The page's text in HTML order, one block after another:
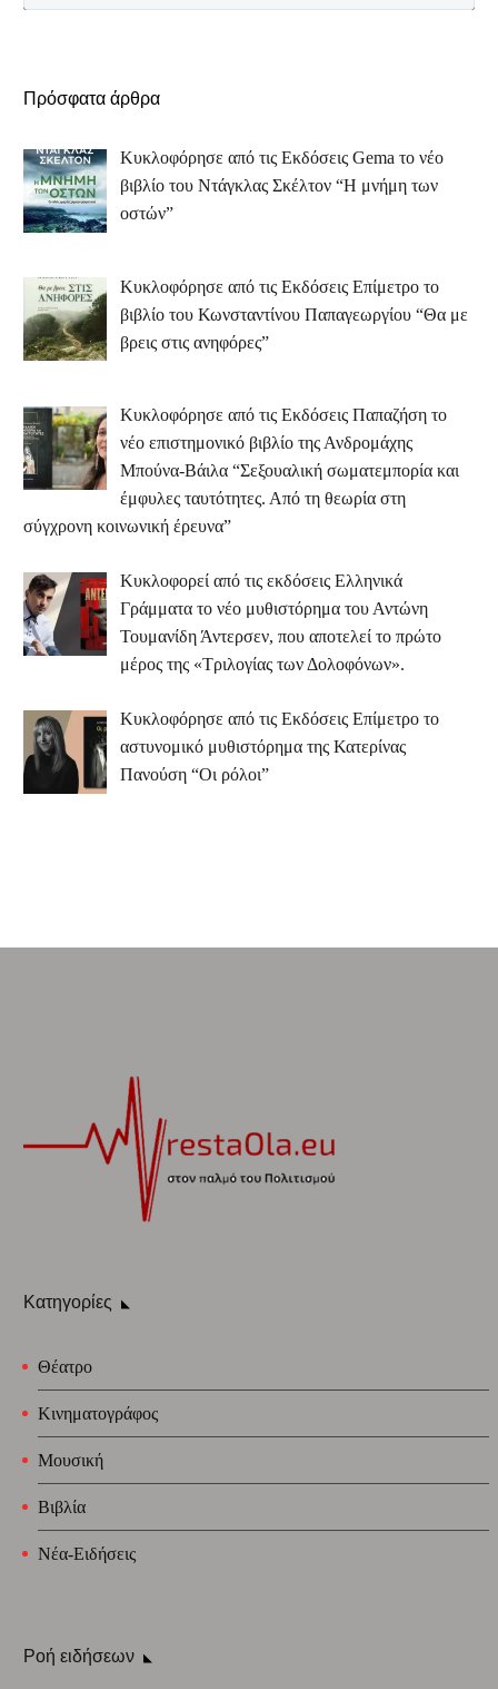
Πρόσφατα άρθρα
Κυκλοφόρησε από τις Εκδόσεις Gema το νέο
βιβλίο του Ντάγκλας Σκέλτον “Η μνήμη των
οστών”
Κυκλοφόρησε από τις Εκδόσεις Επίμετρο το
βιβλίο του Κωνσταντίνου Παπαγεωργίου “Θα με
βρεις στις ανηφόρες”
Κυκλοφόρησε από τις Εκδόσεις Παπαζήση το
νέο επιστημονικό βιβλίο της Ανδρομάχης
Μπούνα-Βάιλα “Σεξουαλική σωματεμπορία και
έμφυλες ταυτότητες. Από τη θεωρία στη
σύγχρονη κοινωνική έρευνα”
Κυκλοφορεί από τις εκδόσεις Ελληνικά
Γράμματα το νέο μυθιστόρημα του Αντώνη
Τουμανίδη Άντερσεν, που αποτελεί το πρώτο
μέρος της «Τριλογίας των Δολοφόνων».
Κυκλοφόρησε από τις Εκδόσεις Επίμετρο το
αστυνομικό μυθιστόρημα της Κατερίνας
Πανούση “Οι ρόλοι”
Κατηγορίες
Θέατρο
Κινηματογράφος
Μουσική
Βιβλία
Νέα-Ειδήσεις
Ροή ειδήσεων